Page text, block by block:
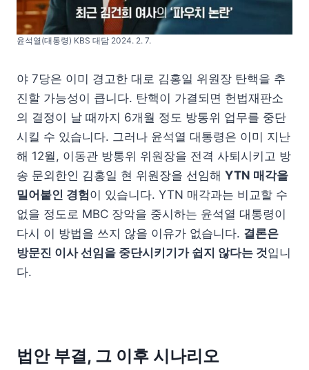
윤석열(대통령) KBS 대담 2024. 2. 7.
야 7당은 이미 경고한 대로 김홍일 위원장 탄핵을 추
진할 가능성이 큽니다. 탄핵이 가결되면 헌법재판소
의 결정이 날 때까지 6개월 정도 방통위 업무를 중단
시킬 수 있습니다. 그러나 윤석열 대통령은 이미 지난
해 12월, 이동관 방통위 위원장을 전격 사퇴시키고 방
송 문외한인 김홍일 현 위원장을 선임해 YTN 매각을
밀어붙인 경험이 있습니다. YTN 매각과는 비교할 수
없을 정도로 MBC 장악을 중시하는 윤석열 대통령이
다시 이 방법을 쓰지 않을 이유가 없습니다. 결론은
방문진 이사 선임을 중단시키기가 쉽지 않다는 것입니
다.
법안 부결, 그 이후 시나리오